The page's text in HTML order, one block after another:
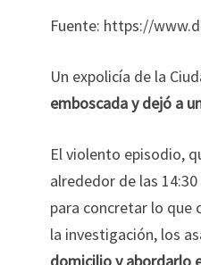
Fuente: https://
Un expolicía de la
emboscada y dejó a
El violento episodio,
alrededor de las
para concretar lo que
la investigación, los